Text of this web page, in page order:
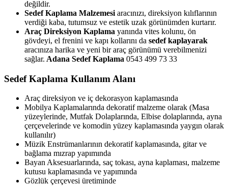
değildir.
Sedef Kaplama Malzemesi aracınızı, direksiyon kılıflarının
verdiği kaba, tutumsuz ve estetik uzak görünümden kurtarır.
Araç Direksiyon Kaplama yanında vites kolunu, ön
gövdeyi, el frenini ve kapı kollarını da sedef kaplayarak
aracınıza harika ve yeni bir araç görünümü verebilmenizi
sağlar. Adana Sedef Kaplama 0543 499 73 33
Sedef Kaplama Kullanım Alanı
Araç direksiyon ve iç dekorasyon kaplamasında
Mobilya Kaplamalarında dekoratif malzeme olarak (Masa
yüzeylerinde, Mutfak Dolaplarında, Elbise dolaplarında, ayna
çerçevelerinde ve komodin yüzey kaplamasında yaygın olarak
kullanılır)
Müzik Enstrümanlarının dekoratif kaplamasında, gitar ve
bağlama mızrap yapımında
Bayan Aksesuarlarında, saç tokası, ayna kaplaması, malzeme
kutusu kaplamasında ve yapımında
Gözlük çerçevesi üretiminde